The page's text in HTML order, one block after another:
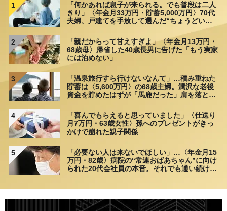
1
「何かあれば息子が来られる。でも普段は二人
きり」〈年金月33万円・貯蓄5,000万円〉70代
夫婦、戸建てを手放して選んだ“ちょうどいい
距離”
2
「親だからって甘えすぎよ」〈年金月13万円・
68歳母〉帰省した40歳長男に告げた「もう実家
には泊めない」
3
「温泉旅行すら行けないなんて」…積み重ねた
貯蓄は〈5,600万円〉の68歳主婦。潤沢な老後
資金を貯めたはずが「馬鹿だった」肩を落とす
理由
4
「喜んでもらえると思っていました」〈仕送り
月7万円・63歳女性〉孫へのプレゼントがきっ
かけで崩れた親子関係
5
「必要ない人は来ないでほしい」…〈年金月15
万円・82歳〉病院の“常連おばあちゃん”に向け
られた20代会社員の本音。それでも通い続ける